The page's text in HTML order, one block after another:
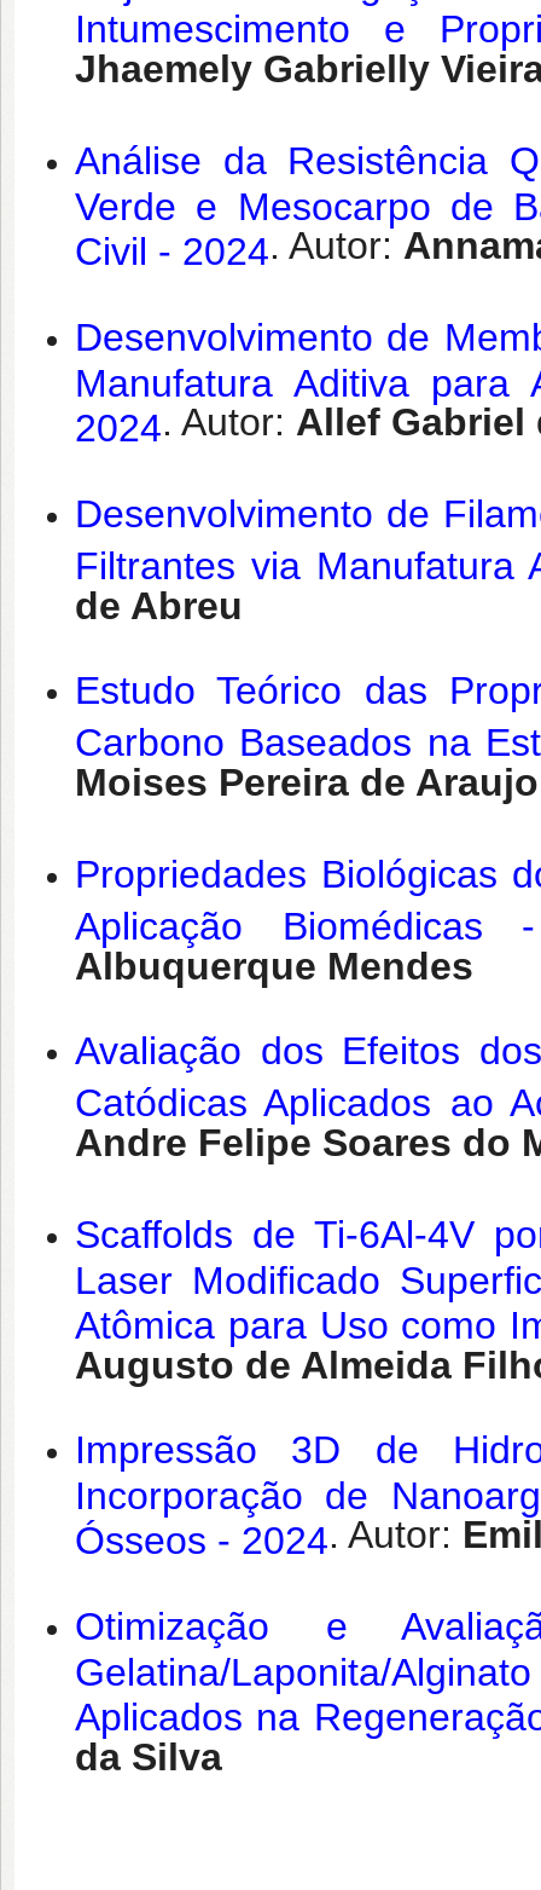
Intumescimento e
Jhaemely Gabrielly
Análise da Resistência
Verde e Mesocarpo de
Civil - 2024. Autor:
Desenvolvimento de
Manufatura Aditiva
2024. Autor: Allef Gabriel
Desenvolvimento de
Filtrantes via Manufatura
de Abreu
Estudo Teórico das
Carbono Baseados na
Moises Pereira de Araujo
Propriedades Biológicas
Aplicação Biomédicas
Albuquerque Mendes
Avaliação dos Efeitos
Catódicas Aplicados ao
Andre Felipe Soares do
Scaffolds de Ti-6Al-4V
Laser Modificado
Atômica para Uso como
Augusto de Almeida
Impressão 3D de
Incorporação de
Ósseos - 2024. Autor:
Otimização e
Gelatina/Laponita/
Aplicados na
da Silva